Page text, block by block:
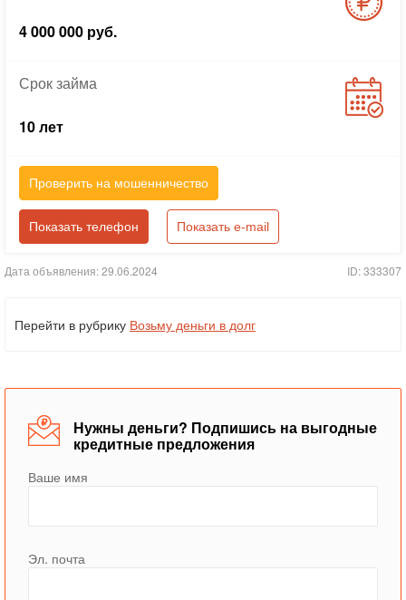
4 000 000 руб.
Срокзайма
10 лет
Проверить на мошенничество
Показать телефон Показать e-mail
Дата объявления: 29.06.2024 ID: 333307
Перейти в рубрику Возьму деньги в долг
Нужны деньги? Подпишись на выгодные
кредитные предложения
Ваше имя
Эл. почта